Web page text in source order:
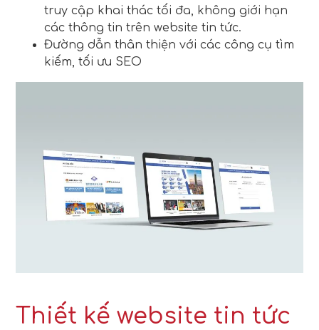
truy cập khai thác tối đa, không giới hạn
các thông tin trên website tin tức.
Đường dẫn thân thiện với các công cụ tìm
kiếm, tối ưu SEO
Thiết kế website tin tức